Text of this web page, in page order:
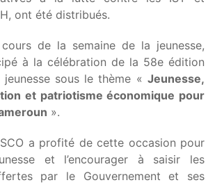
ont été distribués.
de la semaine de la jeunesse,
à la célébration de la 58e édition
sous le thème « Jeunesse,
et patriotisme économique pour
».
a profité de cette occasion pour
et l’encourager à saisir les
par le Gouvernement et ses